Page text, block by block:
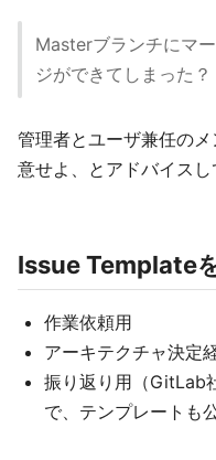
Masterブランチにマ
ジができてしまった？
管理者とユーザ兼任の
意せよ、とアドバイスし
Issue Template
作業依頼用
アーキテクチャ決定
振り返り用（GitLab
で、テンプレートも